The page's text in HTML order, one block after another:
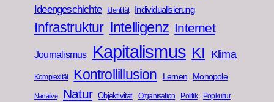
Ideengeschichte Identität Individualisierung
Infrastruktur Intelligenz Internet
Journalismus Kapitalismus KI Klima
Komplexität Kontrollillusion Lernen Monopole
Narrative Natur Objektivität Organisation Politik Popkultur